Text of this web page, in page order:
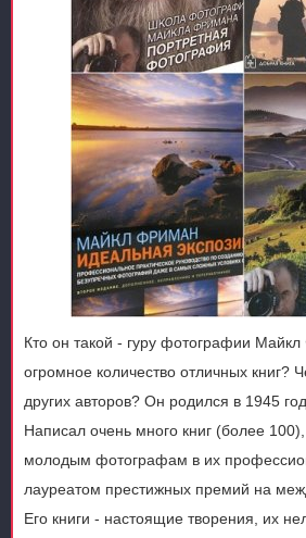
Кто он такой - гуру фотографии
огромное количество отличных книг?
других авторов? Он родился в 1945
Написал очень много книг (более
молодым фотографам в их
лауреатом престижных премий на
Его книги - настоящие творения, их